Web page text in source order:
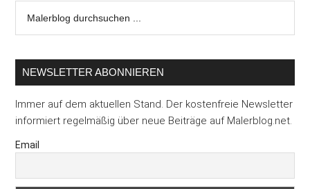
durchsuchen
NEWSLETTER ABONNIEREN
Immer auf dem aktuellen Stand. Der kostenfreie Newsletter
informiert regelmäßig über neue Beiträge auf Malerblog.net.
Email